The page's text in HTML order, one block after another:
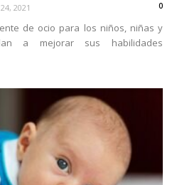
2021 0
de ocio para los niños, niñas y
a mejorar sus habilidades